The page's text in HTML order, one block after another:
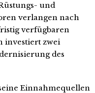
und
verlangen nach
verfügbaren
investiert zwei
des
Einnahmequellen